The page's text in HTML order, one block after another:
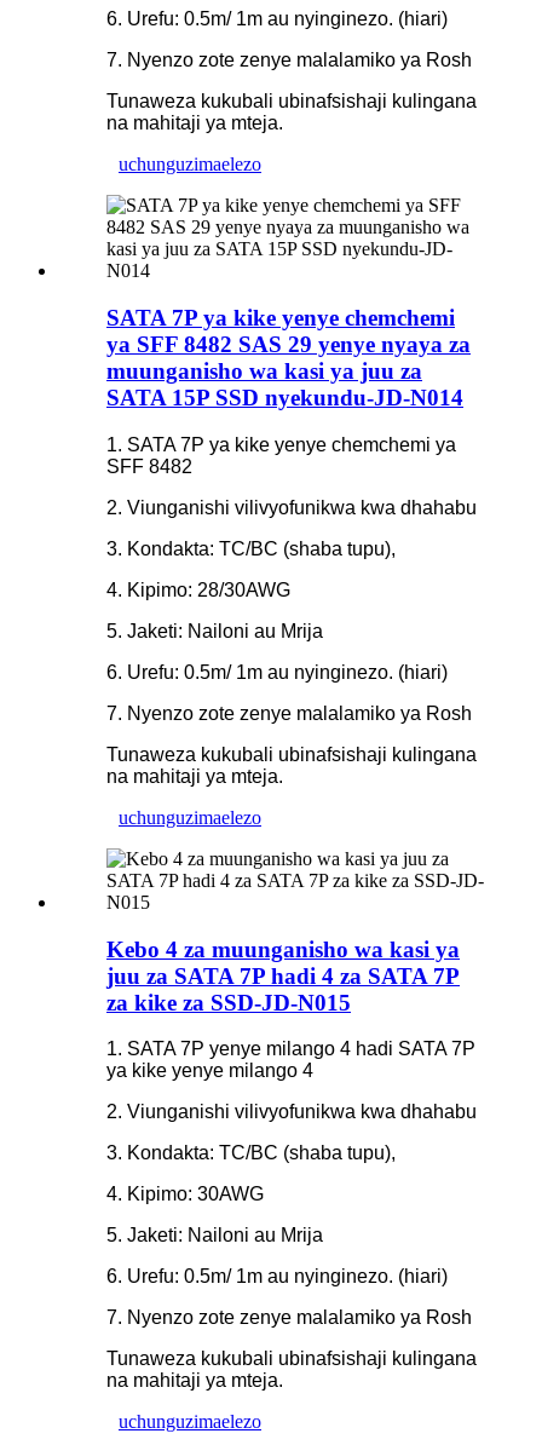
6. Urefu: 0.5m/ 1m au nyinginezo. (hiari)
7. Nyenzo zote zenye malalamiko ya Rosh
Tunaweza kukubali ubinafsishaji kulingana
na mahitaji ya mteja.
uchunguzimaelezo
SATA 7P ya kike yenye chemchemi
ya SFF 8482 SAS 29 yenye nyaya za
muunganisho wa kasi ya juu za
SATA 15P SSD nyekundu-JD-N014
1. SATA 7P ya kike yenye chemchemi ya
SFF 8482
2. Viunganishi vilivyofunikwa kwa dhahabu
3. Kondakta: TC/BC (shaba tupu),
4. Kipimo: 28/30AWG
5. Jaketi: Nailoni au Mrija
6. Urefu: 0.5m/ 1m au nyinginezo. (hiari)
7. Nyenzo zote zenye malalamiko ya Rosh
Tunaweza kukubali ubinafsishaji kulingana
na mahitaji ya mteja.
uchunguzimaelezo
Kebo 4 za muunganisho wa kasi ya
juu za SATA 7P hadi 4 za SATA 7P
za kike za SSD-JD-N015
1. SATA 7P yenye milango 4 hadi SATA 7P
ya kike yenye milango 4
2. Viunganishi vilivyofunikwa kwa dhahabu
3. Kondakta: TC/BC (shaba tupu),
4. Kipimo: 30AWG
5. Jaketi: Nailoni au Mrija
6. Urefu: 0.5m/ 1m au nyinginezo. (hiari)
7. Nyenzo zote zenye malalamiko ya Rosh
Tunaweza kukubali ubinafsishaji kulingana
na mahitaji ya mteja.
uchunguzimaelezo